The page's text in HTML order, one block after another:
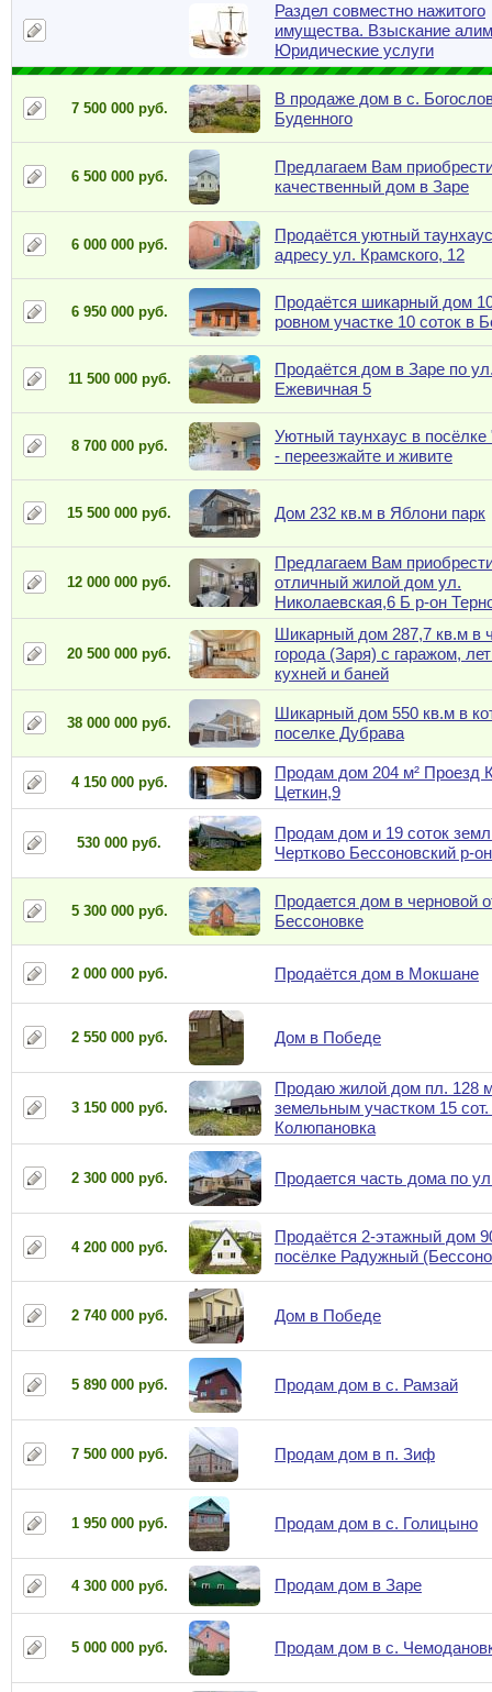
Раздел совместно нажитого
имущества. Взыскание
Юридические услуги
7 500 000 руб.
В продаже дом в с.
Буденного
6 500 000 руб.
Предлагаем Вам
качественный дом в Заре
6 000 000 руб.
Продаётся уютный
адресу ул. Крамского, 12
6 950 000 руб.
Продаётся шикарный дом
ровном участке 10 соток в
11 500 000 руб.
Продаётся дом в Заре по
Ежевичная 5
8 700 000 руб.
Уютный таунхаус в посёлке
- переезжайте и живите
15 500 000 руб. Дом 232 кв.м в Яблони парк
12 000 000 руб.
Предлагаем Вам
отличный жилой дом ул.
Николаевская,6 Б р-он
20 500 000 руб.
Шикарный дом 287,7 кв.м в
города (Заря) с гаражом,
кухней и баней
38 000 000 руб.
Шикарный дом 550 кв.м в
поселке Дубрава
4 150 000 руб.
Продам дом 204 м² Проезд
Цеткин,9
530 000 руб.
Продам дом и 19 соток
Чертково Бессоновский р-он
5 300 000 руб.
Продается дом в черновой
Бессоновке
2 000 000 руб. Продаётся дом в Мокшане
2 550 000 руб. Дом в Победе
3 150 000 руб.
Продаю жилой дом пл. 128
земельным участком 15
Колюпановка
2 300 000 руб. Продается часть дома по
4 200 000 руб.
Продаётся 2-этажный дом
посёлке Радужный
2 740 000 руб. Дом в Победе
5 890 000 руб. Продам дом в с. Рамзай
7 500 000 руб. Продам дом в п. Зиф
1 950 000 руб. Продам дом в с. Голицыно
4 300 000 руб. Продам дом в Заре
5 000 000 руб. Продам дом в с.